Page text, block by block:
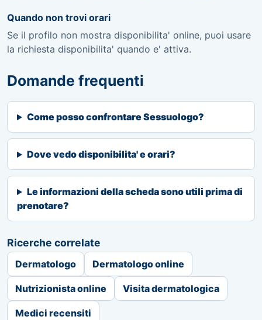
Quando non trovi orari
Se il profilo non mostra disponibilita' online, puoi usare
la richiesta disponibilita' quando e' attiva.
Domande frequenti
Come posso confrontare Sessuologo?
Dove vedo disponibilita' e orari?
Le informazioni della scheda sono utili prima di
prenotare?
Ricerche correlate
Dermatologo Dermatologo online
Nutrizionista online Visita dermatologica
Medici recensiti